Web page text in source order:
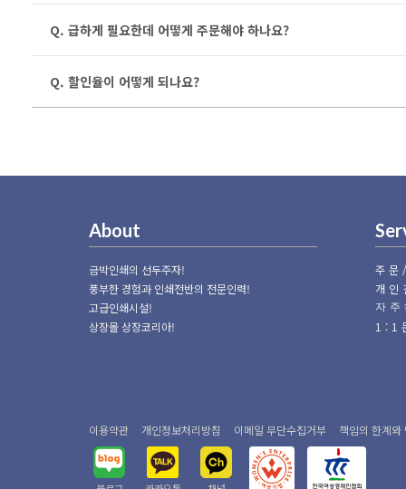
Q. 급하게 필요한데 어떻게 주문해야 하나요?
Q. 할인율이 어떻게 되나요?
About
금박인쇄의 선두주자!
풍부한 경험과 인쇄전반의 전문인력!
고급인쇄시설!
상장몰 상장코리아!
주
개인
자
1:1
이용약관 개인정보처리방침 이메일 무단수집거부 책임의 한계와